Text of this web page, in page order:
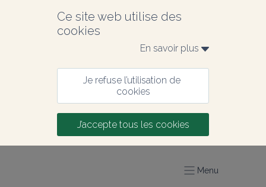
Ce site web utilise des
cookies
En savoir plus
Je refuse l’utilisation de
cookies
J’accepte tous les cookies
Menu